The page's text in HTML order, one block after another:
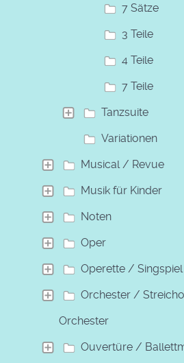
7 Sätze
3 Teile
4 Teile
7 Teile
Tanzsuite
Variationen
Musical / Revue
Musik für Kinder
Noten
Oper
Operette /
Orchester /
Orchester
Ouvertüre /